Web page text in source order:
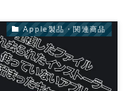
Apple製品・関連商品